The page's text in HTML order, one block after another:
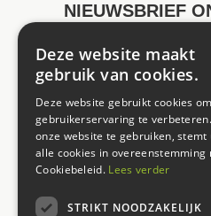
NIEUWSBRIEF
Wilt u op de hoogte
aanbiedingen en
maand een nieuwsbrief
hieronder uw gegevens
gegevens secuur op
policy.
Deze website maakt
gebruik van cookies.
Deze website gebruikt cookies
gebruikerservaring te
onze website te gebruiken, stemt
alle cookies in overeenstemming
Cookiebeleid. Lees verder
STRIKT NOODZAKELIJK